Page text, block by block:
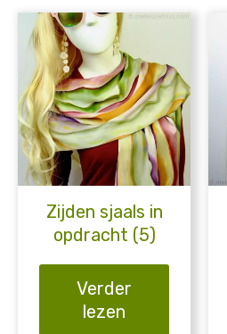
Zijden sjaals in
opdracht (5)
Verder
lezen